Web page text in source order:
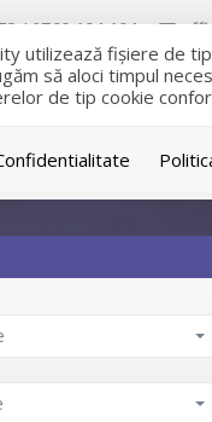
utilizează fişiere de
să aloci timpul
de tip cookie
/ 0769 194 194